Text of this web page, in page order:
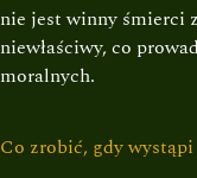
nie jest winny śmierci
niewłaściwy, co
moralnych.
Co zrobić, gdy